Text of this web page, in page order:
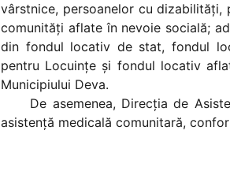
vârstnice, persoanelor cu dizabilităţi,
comunităţi aflate în nevoie socială;
din fondul locativ de stat, fondul
pentru Locuințe și fondul locativ
Municipiului Deva.
De asemenea, Direcţia de
asistenţă medicală comunitară,